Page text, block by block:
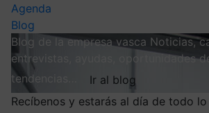
Agenda
Blog
Blog de la empresa vasca Noticias,
entrevistas, ayudas, oportunidades
tendencias…
Ir al blog
Recíbenos y estarás al día de todo